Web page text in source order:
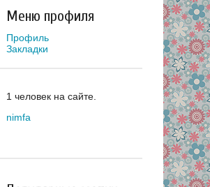
Меню профиля
Профиль
Закладки
1 человек на сайте.
nimfa